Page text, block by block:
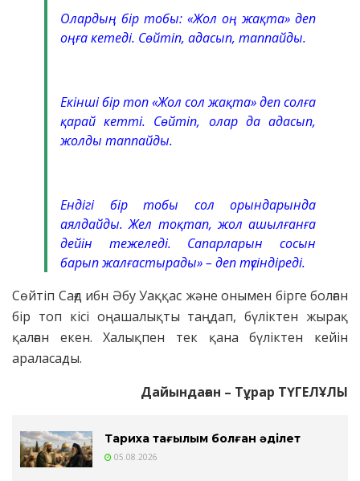
Олардың бір тобы: «Жол оң жақта» деп
оңға кетеді. Сөйтіп, адасып, таппайды.
Екінші бір топ «Жол сол жақта» деп солға
қарай кетті. Сөйтіп, олар да адасып,
жолды таппайды.
Ендігі бір тобы сол орындарында
аялдайды. Жел тоқтап, жол ашылғанға
дейін тежеледі. Сапарларын сосын
барып жалғастырады» – деп түсіндіреді.
Сөйтіп Сағд ибн Әбу Уаққас және онымен бірге болған
бір топ кісі оңашалықты таңдап, бүліктен жырақ
қалған екен. Халықпен тек қана бүліктен кейін
араласады.
Дайындаған – Тұрар ТҮГЕЛҰЛЫ
Тарихқа тағылым болған әділет
05.08.2026